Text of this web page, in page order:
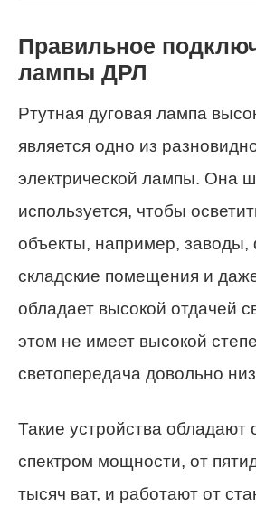
Правильное
лампы ДРЛ
Ртутная дуговая лампа
является одно из
электрической лампы. Она
используется, чтобы
объекты, например, заводы,
складские помещения и
обладает высокой отдачей
этом не имеет высокой
светопередача довольно
Такие устройства обладают
спектром мощности, от
тысяч ват, и работают от